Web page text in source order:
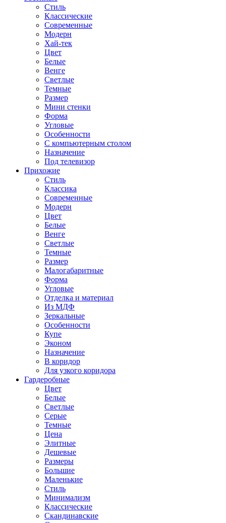
Стиль
Классические
Современные
Модерн
Хай-тек
Цвет
Белые
Венге
Светлые
Темные
Размер
Мини стенки
Форма
Угловые
Особенности
С компьютерным столом
Назначение
Под телевизор
Прихожие
Стиль
Классика
Современные
Модерн
Цвет
Белые
Венге
Светлые
Темные
Размер
Малогабаритные
Форма
Угловые
Отделка и материал
Из МДФ
Зеркальные
Особенности
Купе
Эконом
Назначение
В коридор
Для узкого коридора
Гардеробные
Цвет
Белые
Светлые
Серые
Темные
Цена
Элитные
Дешевые
Размеры
Большие
Маленькие
Стиль
Минимализм
Классические
Скандинавские